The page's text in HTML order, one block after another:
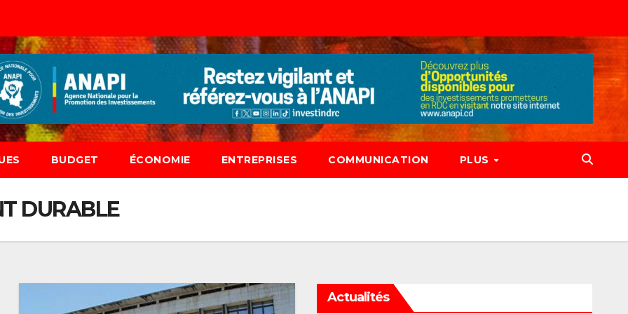
BUDGET ÉCONOMIE ENTREPRISES COMMUNICATION PLUS
DURABLE
Actualités